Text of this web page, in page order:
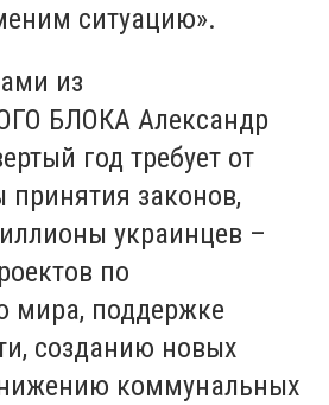
ситуацию».
из
БЛОКА Александр
год требует от
законов,
украинцев –
по
мира, поддержке
созданию новых
коммунальных